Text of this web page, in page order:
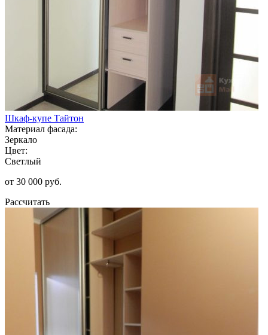
Шкаф-купе Тайтон
Материал фасада:
Зеркало
Цвет:
Светлый
от 30 000 руб.
Рассчитать